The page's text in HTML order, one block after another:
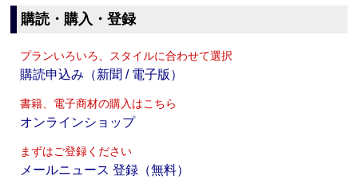
購読・購入・登録
プランいろいろ、スタイルに合わせて選択
購読申込み（新聞 / 電子版）
書籍、電子商材の購入はこちら
オンラインショップ
まずはご登録ください
メールニュース 登録（無料）